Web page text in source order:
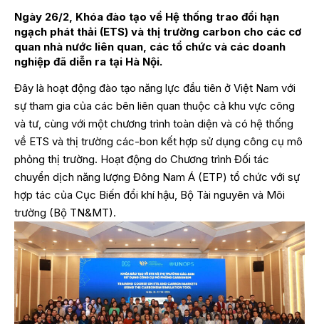
Ngày 26/2, Khóa đào tạo về Hệ thống trao đổi hạn
ngạch phát thải (ETS) và thị trường carbon cho các cơ
quan nhà nước liên quan, các tổ chức và các doanh
nghiệp đã diễn ra tại Hà Nội.
Đây là hoạt động đào tạo năng lực đầu tiên ở Việt Nam với
sự tham gia của các bên liên quan thuộc cả khu vực công
và tư, cùng với một chương trình toàn diện và có hệ thống
về ETS và thị trường các-bon kết hợp sử dụng công cụ mô
phỏng thị trường. Hoạt động do Chương trình Đối tác
chuyển dịch năng lượng Đông Nam Á (ETP) tổ chức với sự
hợp tác của Cục Biến đổi khí hậu, Bộ Tài nguyên và Môi
trường (Bộ TN&MT).